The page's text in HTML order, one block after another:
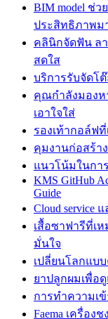
BIM model ช่
ประสิทธิภาพม
คลินิกจัดฟัน ล
สดใส
บริการรับจัดโ
คุณกำลังมองห
เอาใจใส่
รองเท้ากอล์ฟ
คุมงานก่อสร้า
แนวโน้มในกา
KMS GitHub
Guide
Cloud service
เสื้อซาฟารีที่เ
มั่นใจ
เปลี่ยนโลกแบ
ยาปลูกผมเพื่อ
การทำความเ
Faema เครื่อง